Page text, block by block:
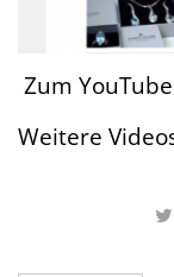
Zum
Weitere